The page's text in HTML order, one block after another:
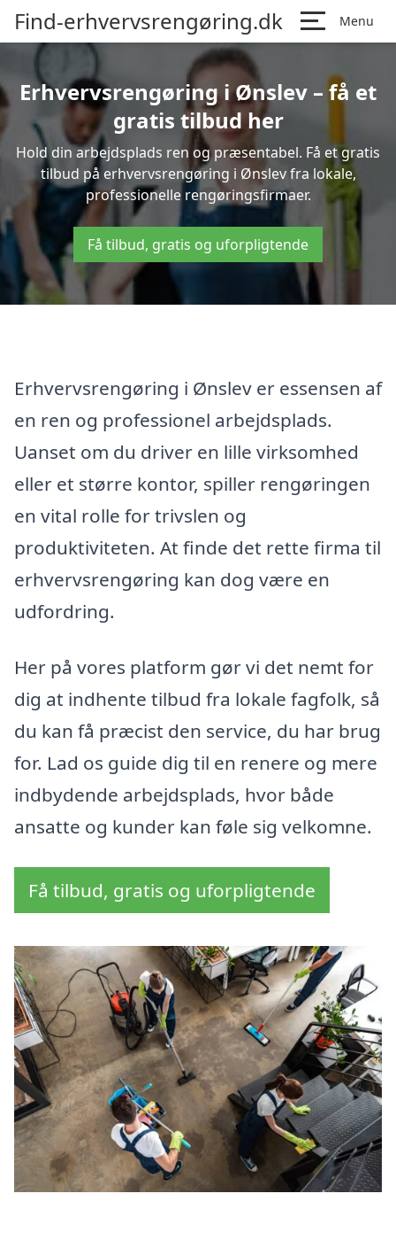
Find-erhvervsrengøring.dk Menu
Erhvervsrengøring i Ønslev – få et
gratis tilbud her
Hold din arbejdsplads ren og præsentabel. Få et gratis
tilbud på erhvervsrengøring i Ønslev fra lokale,
professionelle rengøringsfirmaer.
Få tilbud, gratis og uforpligtende
Erhvervsrengøring i Ønslev er essensen af
en ren og professionel arbejdsplads.
Uanset om du driver en lille virksomhed
eller et større kontor, spiller rengøringen
en vital rolle for trivslen og
produktiviteten. At finde det rette firma til
erhvervsrengøring kan dog være en
udfordring.
Her på vores platform gør vi det nemt for
dig at indhente tilbud fra lokale fagfolk, så
du kan få præcist den service, du har brug
for. Lad os guide dig til en renere og mere
indbydende arbejdsplads, hvor både
ansatte og kunder kan føle sig velkomne.
Få tilbud, gratis og uforpligtende